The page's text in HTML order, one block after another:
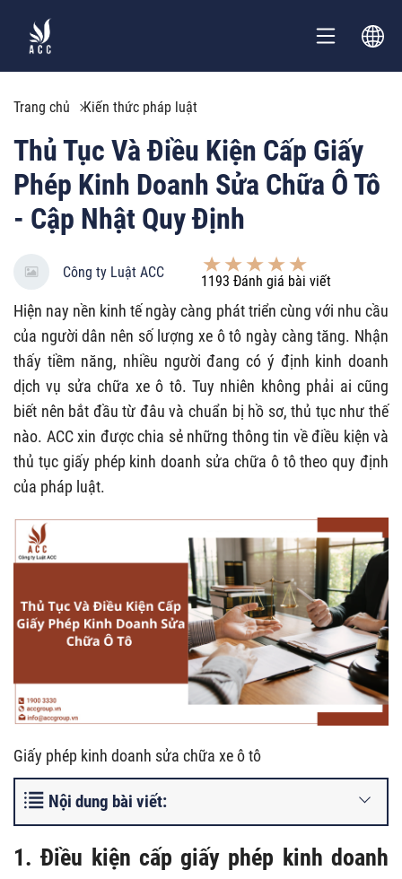
Trang chủ Kiến thức pháp luật
Thủ Tục Và Điều Kiện Cấp Giấy
Phép Kinh Doanh Sửa Chữa Ô Tô
- Cập Nhật Quy Định
Công ty Luật ACC
1193 Đánh giá bài viết
Hiện nay nền kinh tế ngày càng phát triển cùng với nhu cầu
của người dân nên số lượng xe ô tô ngày càng tăng. Nhận
thấy tiềm năng, nhiều người đang có ý định kinh doanh
dịch vụ sửa chữa xe ô tô. Tuy nhiên không phải ai cũng
biết nên bắt đầu từ đâu và chuẩn bị hồ sơ, thủ tục như thế
nào. ACC xin được chia sẻ những thông tin về điều kiện và
thủ tục giấy phép kinh doanh sửa chữa ô tô theo quy định
của pháp luật.
Giấy phép kinh doanh sửa chữa xe ô tô
Nội dung bài viết:
1. Điều kiện cấp giấy phép kinh doanh